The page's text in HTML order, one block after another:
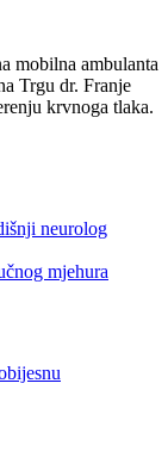
mobilna ambulanta
Trgu dr. Franje
krvnoga tlaka.
neurolog
mjehura